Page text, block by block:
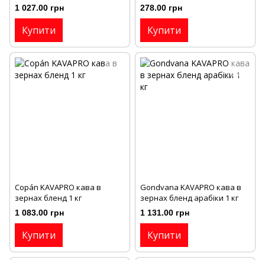
1 027.00 грн
Купити
278.00 грн
Купити
Copán KAVAPRO кава в
зернах бленд 1 кг
1 083.00 грн
Купити
Gondvana KAVAPRO кава в
зернах бленд арабіки 1 кг
1 131.00 грн
Купити